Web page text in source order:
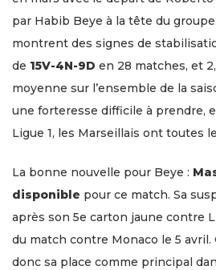
par Habib Beye à la tête du
montrent des signes de
de 15V-4N-9D en 28 matches, et
moyenne sur l’ensemble de la
une forteresse difficile à prendre,
Ligue 1, les Marseillais ont toutes
La bonne nouvelle pour Beye :
disponible pour ce match. Sa
après son 5e carton jaune contre
du match contre Monaco le 5
donc sa place comme principal